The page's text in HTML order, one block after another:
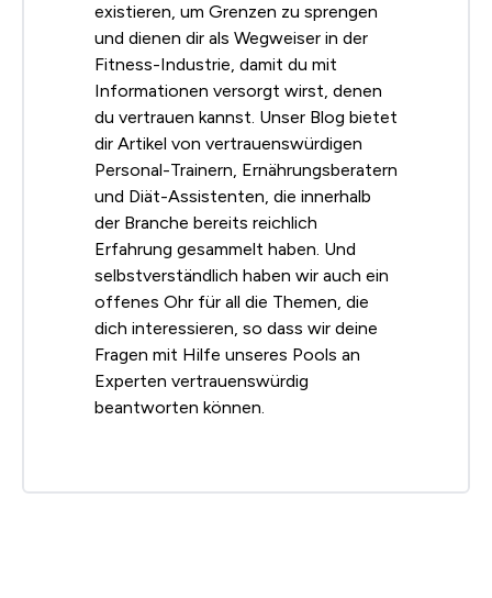
existieren, um Grenzen zu sprengen
und dienen dir als Wegweiser in der
Fitness-Industrie, damit du mit
Informationen versorgt wirst, denen
du vertrauen kannst. Unser Blog bietet
dir Artikel von vertrauenswürdigen
Personal-Trainern, Ernährungsberatern
und Diät-Assistenten, die innerhalb
der Branche bereits reichlich
Erfahrung gesammelt haben. Und
selbstverständlich haben wir auch ein
offenes Ohr für all die Themen, die
dich interessieren, so dass wir deine
Fragen mit Hilfe unseres Pools an
Experten vertrauenswürdig
beantworten können.